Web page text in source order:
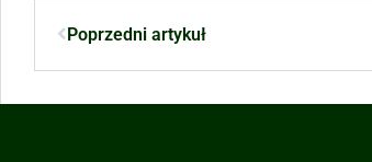
Poprzedni artykuł